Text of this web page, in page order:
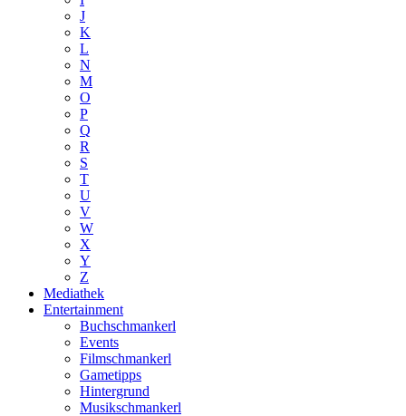
J
K
L
N
M
O
P
Q
R
S
T
U
V
W
X
Y
Z
Mediathek
Entertainment
Buchschmankerl
Events
Filmschmankerl
Gametipps
Hintergrund
Musikschmankerl